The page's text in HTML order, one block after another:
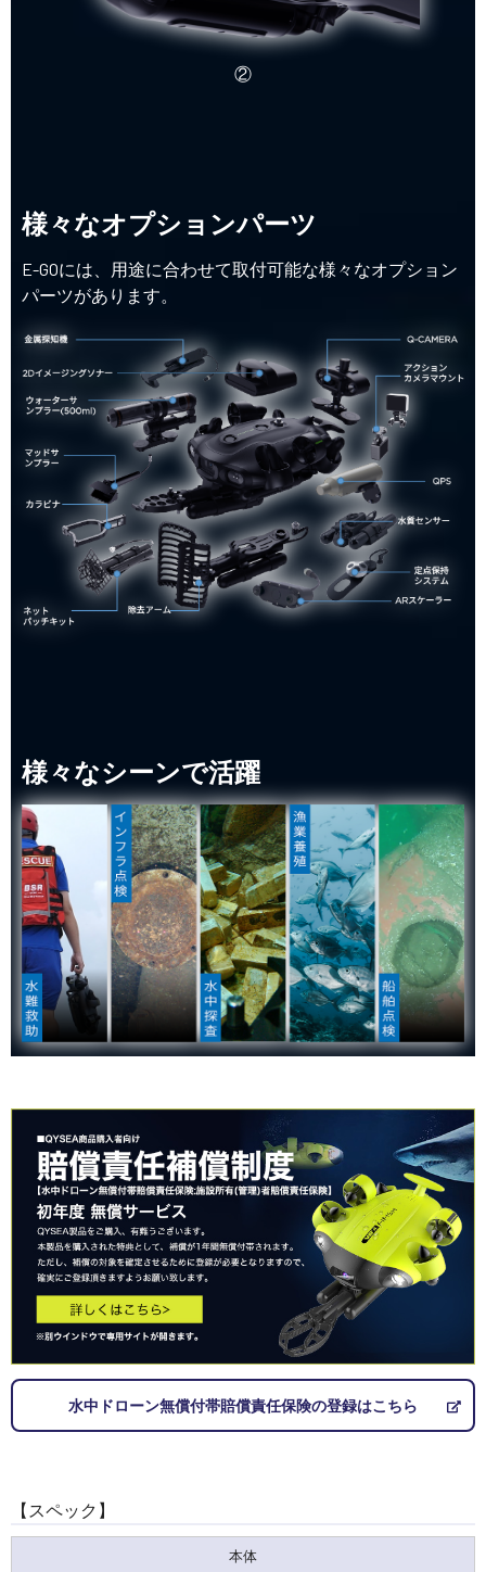
②
様々なオプションパーツ
E-GOには、用途に合わせて取付可能な様々なオプション
パーツがあります。
様々なシーンで活躍
水中ドローン無償付帯賠償責任保険の登録はこちら
【スペック】
本体